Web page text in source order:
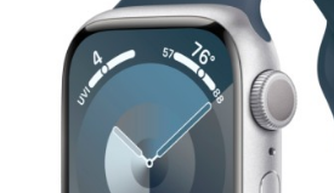
Контакты
Гарантия
Оплата